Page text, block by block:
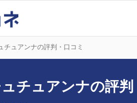
チュアンナの評判・口コミ
チュアンナの評判